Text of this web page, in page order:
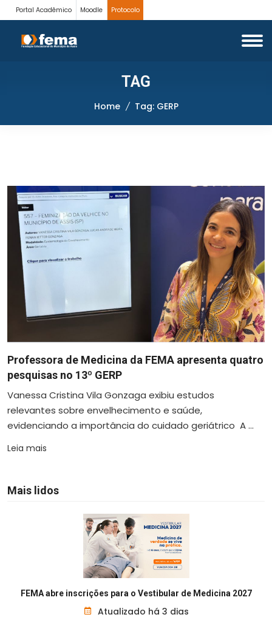
Portal Acadêmico Moodle Protocolo
TAG
Home Tag: GERP
Professora de Medicina da FEMA apresenta quatro
pesquisas no 13º GERP
Vanessa Cristina Vila Gonzaga exibiu estudos
relevantes sobre envelhecimento e saúde,
evidenciando a importância do cuidado geriátrico A ...
Leia mais
Mais lidos
FEMA abre inscrições para o Vestibular de Medicina 2027
Atualizado há 3 dias